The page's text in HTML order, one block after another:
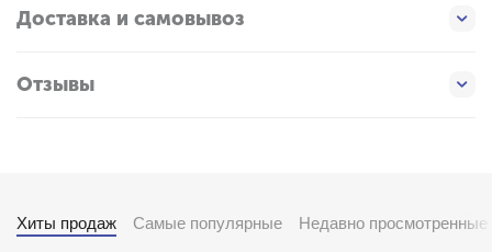
Доставка и самовывоз
Отзывы
Хиты продаж Самые популярные Недавно просмотренные